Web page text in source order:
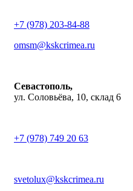
+7 (978) 203-84-88
omsm@kskcrimea.ru
Севастополь,
ул. Соловьёва, 10, склад 6
+7 (978) 749 20 63
svetolux@kskcrimea.ru